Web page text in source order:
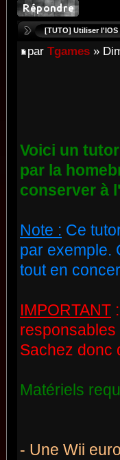
[TUTO] Utiliser l'IOS
par Tgames »
Voici un
par la
conserver à
Note : Ce
par exemple.
tout en
IMPORTANT :
Sachez donc
Matériels
- Une Wii